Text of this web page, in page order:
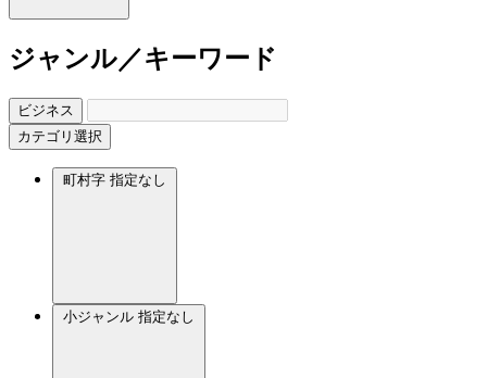
ジャンル／キーワード
ビジネス
カテゴリ選択
町村字 指定なし
小ジャンル 指定なし